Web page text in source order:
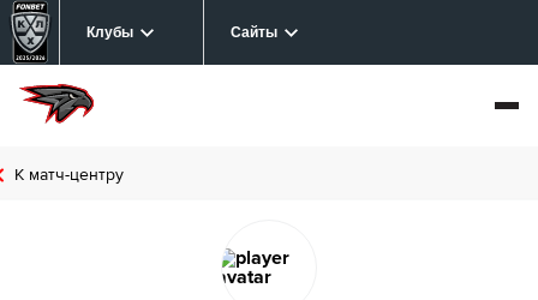
Клубы Сайты
К матч-центру